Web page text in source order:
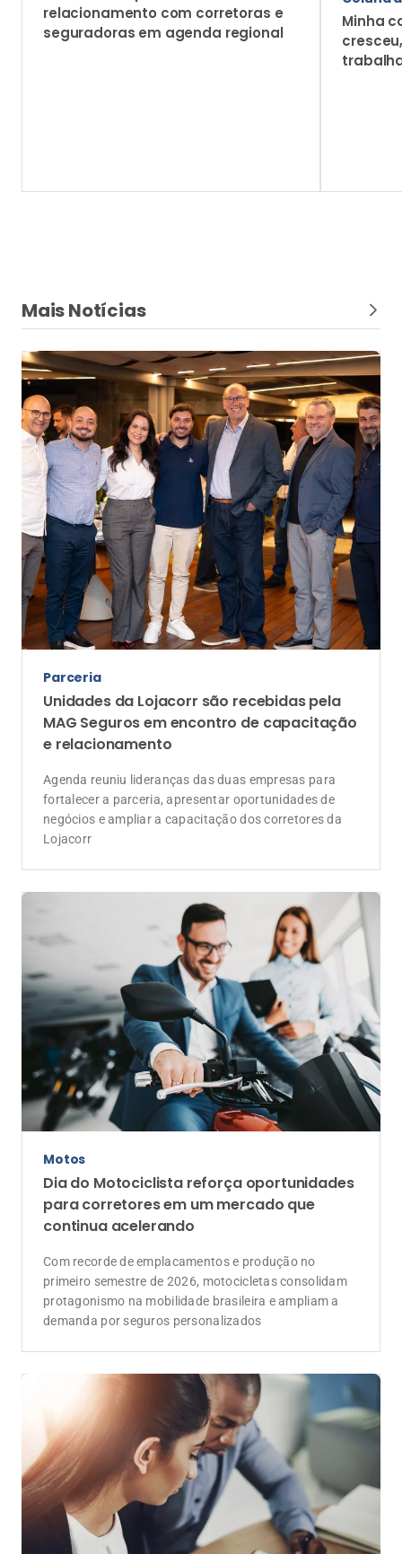
relacionamento com corretoras e
seguradoras em agenda regional
Minha
Mais Notícias
Parceria
Unidades da Lojacorr são recebidas pela
MAG Seguros em encontro de capacitação
e relacionamento
Agenda reuniu lideranças das duas empresas para
fortalecer a parceria, apresentar oportunidades de
negócios e ampliar a capacitação dos corretores da
Lojacorr
Motos
Dia do Motociclista reforça oportunidades
para corretores em um mercado que
continua acelerando
Com recorde de emplacamentos e produção no
primeiro semestre de 2026, motocicletas consolidam
protagonismo na mobilidade brasileira e ampliam a
demanda por seguros personalizados